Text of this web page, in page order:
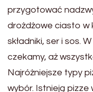
przygotować
drożdżowe ciasto w
składniki, ser i sos.
czekamy, aż
Najróżniejsze typy
wybór. Istnieją pizze